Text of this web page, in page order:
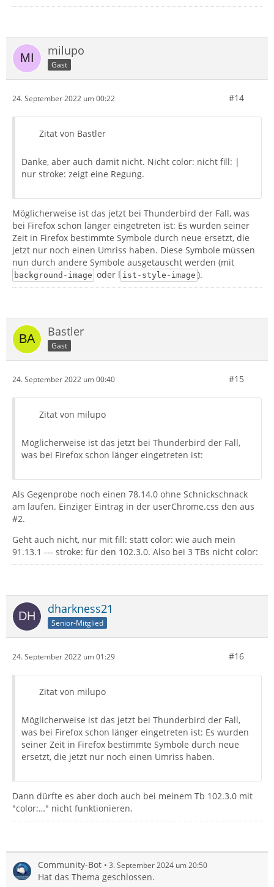
milupo
Gast
24. September 2022 um 00:22 #14
Zitat von Bastler
Danke, aber auch damit nicht. Nicht color: nicht fill: |
nur stroke: zeigt eine Regung.
Möglicherweise ist das jetzt bei Thunderbird der Fall, was
bei Firefox schon länger eingetreten ist: Es wurden seiner
Zeit in Firefox bestimmte Symbole durch neue ersetzt, die
jetzt nur noch einen Umriss haben. Diese Symbole müssen
nun durch andere Symbole ausgetauscht werden (mit
background-image oder l ist-style-image ).
Bastler
Gast
24. September 2022 um 00:40 #15
Zitat von milupo
Möglicherweise ist das jetzt bei Thunderbird der Fall,
was bei Firefox schon länger eingetreten ist:
Als Gegenprobe noch einen 78.14.0 ohne Schnickschnack
am laufen. Einziger Eintrag in der userChrome.css den aus
#2.
Geht auch nicht, nur mit fill: statt color: wie auch mein
91.13.1 --- stroke: für den 102.3.0. Also bei 3 TBs nicht color:
dharkness21
Senior-Mitglied
24. September 2022 um 01:29 #16
Zitat von milupo
Möglicherweise ist das jetzt bei Thunderbird der Fall,
was bei Firefox schon länger eingetreten ist: Es wurden
seiner Zeit in Firefox bestimmte Symbole durch neue
ersetzt, die jetzt nur noch einen Umriss haben.
Dann dürfte es aber doch auch bei meinem Tb 102.3.0 mit
"color:…" nicht funktionieren.
Community-Bot 3. September 2024 um 20:50
Hat das Thema geschlossen.